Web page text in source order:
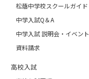
松蔭中学校スクールガイド
中学入試Q＆A
中学入試 説明会・イベント
資料請求
高校入試